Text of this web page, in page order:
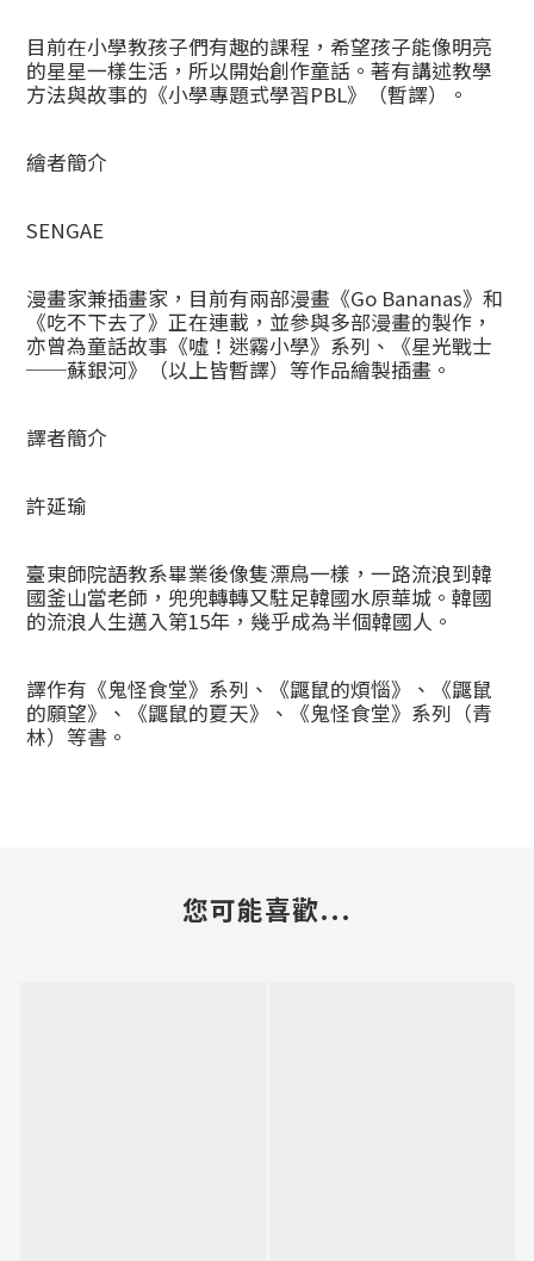
目前在小學教孩子們有趣的課程，希望孩子能像明亮
的星星一樣生活，所以開始創作童話。著有講述教學
方法與故事的《小學專題式學習PBL》（暫譯）。
繪者簡介
SENGAE
漫畫家兼插畫家，目前有兩部漫畫《Go Bananas》和
《吃不下去了》正在連載，並參與多部漫畫的製作，
亦曾為童話故事《噓！迷霧小學》系列、《星光戰士
──蘇銀河》（以上皆暫譯）等作品繪製插畫。
譯者簡介
許延瑜
臺東師院語教系畢業後像隻漂鳥一樣，一路流浪到韓
國釜山當老師，兜兜轉轉又駐足韓國水原華城。韓國
的流浪人生邁入第15年，幾乎成為半個韓國人。
譯作有《鬼怪食堂》系列、《鼴鼠的煩惱》、《鼴鼠
的願望》、《鼴鼠的夏天》、《鬼怪食堂》系列（青
林）等書。
您可能喜歡...